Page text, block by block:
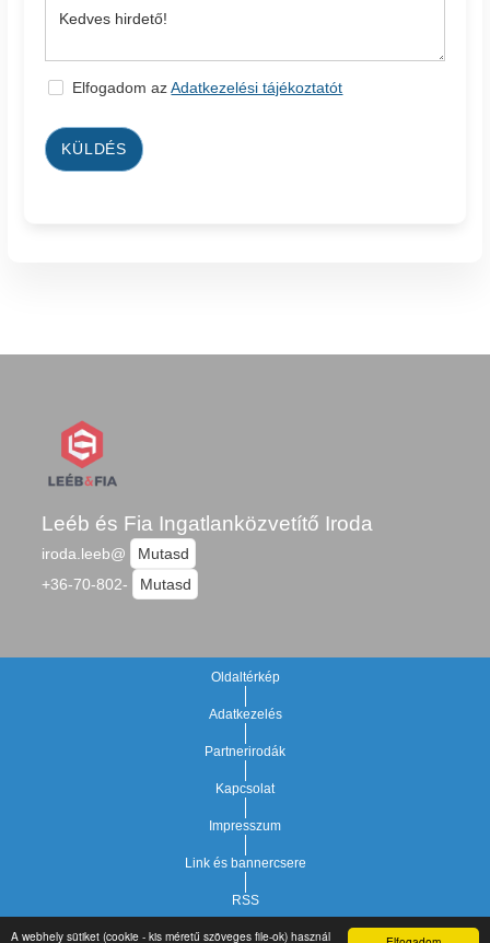
A webhely sütiket (cookie - kis méretű szöveges file-ok) használ
Elfogadom azAdatkezelési tájékoztatót
KÜLDÉS
Leéb és Fia Ingatlanközvetítő Iroda
iroda.leeb@
Mutasd
+36-70-802-
Mutasd
Oldaltérkép
Adatkezelés
Partnerirodák
Kapcsolat
Impresszum
Link és bannercsere
RSS